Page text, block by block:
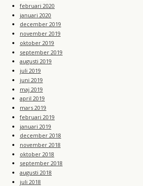
februari 2020
januari 2020
december 2019
november 2019
oktober 2019
september 2019
augusti 2019
juli 2019
juni 2019
maj 2019
april 2019
mars 2019
februari 2019
januari 2019
december 2018
november 2018
oktober 2018
september 2018
augusti 2018
juli 2018